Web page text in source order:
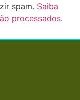
spam. Saiba
processados.